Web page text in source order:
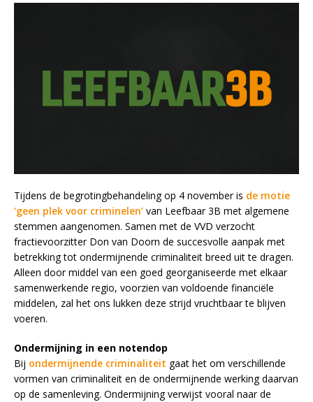
Tijdens de begrotingbehandeling op 4 november is de motie
‘geen plek voor criminelen’ van Leefbaar 3B met algemene
stemmen aangenomen. Samen met de VVD verzocht
fractievoorzitter Don van Doorn de succesvolle aanpak met
betrekking tot ondermijnende criminaliteit breed uit te dragen.
Alleen door middel van een goed georganiseerde met elkaar
samenwerkende regio, voorzien van voldoende financiële
middelen, zal het ons lukken deze strijd vruchtbaar te blijven
voeren.
Ondermijning in een notendop
Bij ondermijnende criminaliteit gaat het om verschillende
vormen van criminaliteit en de ondermijnende werking daarvan
op de samenleving. Ondermijning verwijst vooral naar de